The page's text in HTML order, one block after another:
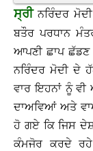
ਸ੍ਰੀਨਰਿੰਦਰ
ਬਤੌਰ ਪਰਧਾਨ
ਆਪਣੀ ਛਾਪ
ਨਰਿੰਦਰ ਮੋਦੀ ਦੇ
ਵਾਰ ਇਹਨਾਂ ਨੂੰ
ਦਾਅਵਿਆਂ ਅਤੇ
ਹੋ ਗਏ ਕਿ ਜਿਸ
ਕੰਮਜੋਰ ਕਰਦੇ